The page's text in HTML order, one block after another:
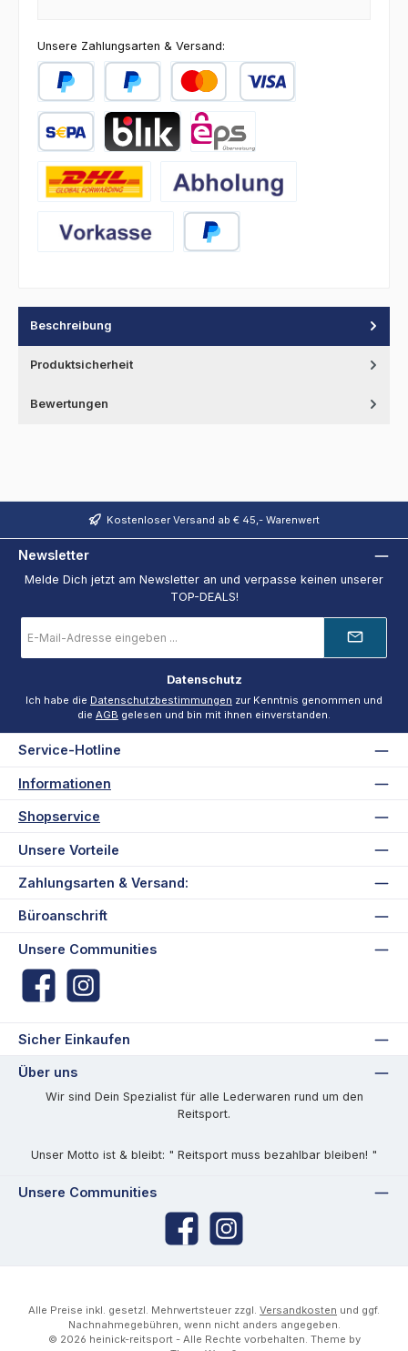
Unsere Zahlungsarten & Versand:
PayPal Später BezahlenKredit- oder Debitkarte
Abholung
Beschreibung
Produktsicherheit
Bewertungen
Kostenloser Versand ab € 45,- Warenwert
Newsletter
Melde Dich jetzt am Newsletter an und verpasse keinen unserer
TOP-DEALS!
Mail-
Adresse
Datenschutz
Ich habe die Datenschutzbestimmungen zur Kenntnis genommen und
die AGB gelesen und bin mit ihnen einverstanden.
Service-Hotline
Informationen
Shopservice
Unsere Vorteile
Unsere Communities
FacebookInstagram
Zahlungsarten & Versand:
Büroanschrift
Sicher Einkaufen
Über uns
Wir sind Dein Spezialist für alle Lederwaren rund um den
Reitsport.
Unser Motto ist & bleibt: " Reitsport muss bezahlbar bleiben! "
Unsere Communities
FacebookInstagram
Alle Preise inkl. gesetzl. Mehrwertsteuer zzgl. Versandkosten und ggf.
Nachnahmegebühren, wenn nicht anders angegeben.
© 2026 heinick-reitsport - Alle Rechte vorbehalten. Theme by